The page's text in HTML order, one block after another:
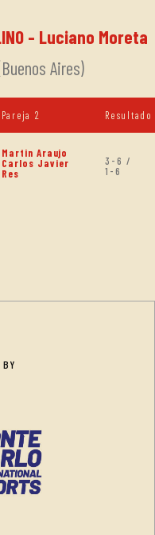
- Luciano Moreta
Aires)
Pareja 2 Resultado
Martin Araujo
Carlos Javier
Res
3-6 /
1-6